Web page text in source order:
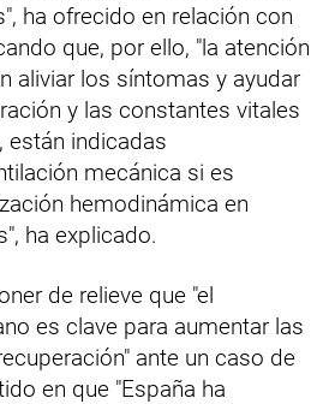
ha ofrecido en relación con
que, por ello, "la atención
aliviar los síntomas y ayudar
y las constantes vitales
están indicadas
mecánica si es
hemodinámica en
ha explicado.
de relieve que "el
es clave para aumentar las
ante un caso de
en que "España ha